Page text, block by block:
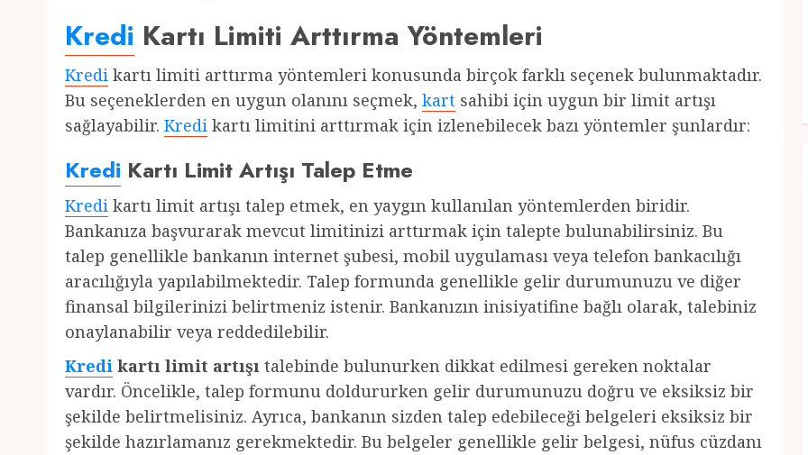
Kredi Kartı Limiti Arttırma Yöntemleri
Kredi kartı limiti arttırma yöntemleri konusunda birçok farklı seçenek bulunmaktadır.
Bu seçeneklerden en uygun olanını seçmek, kart sahibi için uygun bir limit artışı
sağlayabilir. Kredi kartı limitini arttırmak için izlenebilecek bazı yöntemler şunlardır:
Kredi Kartı Limit Artışı Talep Etme
Kredi kartı limit artışı talep etmek, en yaygın kullanılan yöntemlerden biridir.
Bankanıza başvurarak mevcut limitinizi arttırmak için talepte bulunabilirsiniz. Bu
talep genellikle bankanın internet şubesi, mobil uygulaması veya telefon bankacılığı
aracılığıyla yapılabilmektedir. Talep formunda genellikle gelir durumunuzu ve diğer
finansal bilgilerinizi belirtmeniz istenir. Bankanızın inisiyatifine bağlı olarak, talebiniz
onaylanabilir veya reddedilebilir.
Kredi kartı limit artışı talebinde bulunurken dikkat edilmesi gereken noktalar
vardır. Öncelikle, talep formunu doldururken gelir durumunuzu doğru ve eksiksiz bir
şekilde belirtmelisiniz. Ayrıca, bankanın sizden talep edebileceği belgeleri eksiksiz bir
şekilde hazırlamanız gerekmektedir. Bu belgeler genellikle gelir belgesi, nüfus cüzdanı